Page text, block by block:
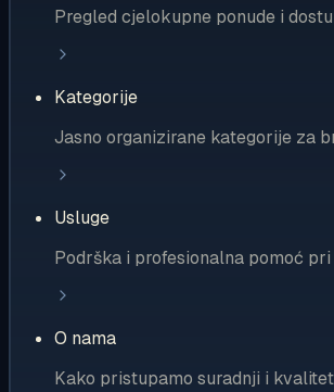
Pregled cjelokupne ponude i
Kategorije
Jasno organizirane kategorije za
Usluge
Podrška i profesionalna pomoć
O nama
Kako pristupamo suradnji i